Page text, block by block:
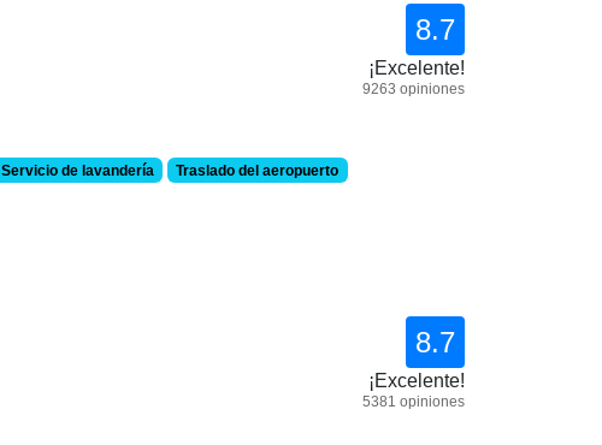
Servicio de lavandería Traslado del aeropuerto
8.7
¡Excelente!
9263 opiniones
8.7
¡Excelente!
5381 opiniones